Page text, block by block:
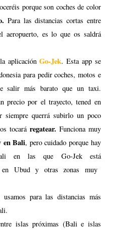
siempre querrá subirlo un poco
tocaráregatear.Funciona muy
en Bali, pero cuidado porque hay
en las que Go-Jek está
Ubud y otras zonas muy
para las distancias más
islas próximas (Bali e islas
movernos por el Norte de Bali
islas Nusa.